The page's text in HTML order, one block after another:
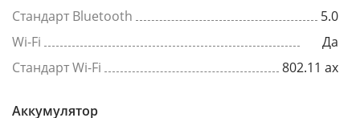
Стандарт Bluetooth
5.0
Wi-Fi
Да
Стандарт Wi-Fi
802.11 ax
Аккумулятор